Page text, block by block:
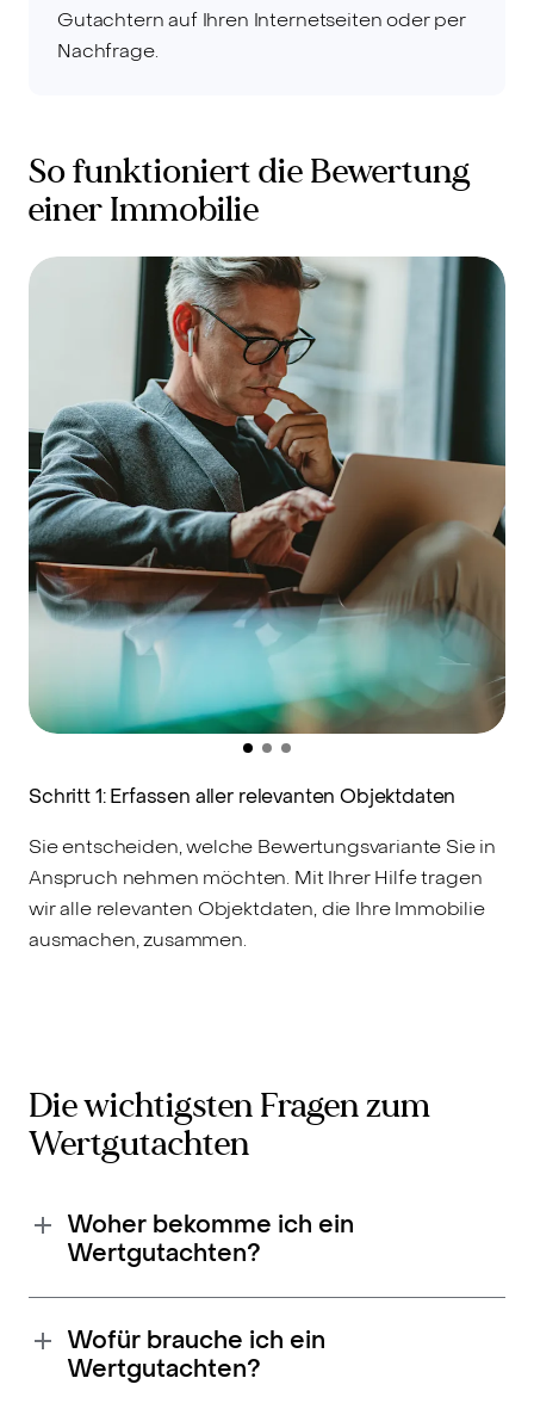
Gutachtern auf Ihren Internetseiten oder per
Nachfrage.
So funktioniert die Bewertung
einer Immobilie
Schritt 1: Erfassen aller relevanten Objektdaten
Sie entscheiden, welche Bewertungsvariante Sie in
Anspruch nehmen möchten. Mit Ihrer Hilfe tragen
wir alle relevanten Objektdaten, die Ihre Immobilie
ausmachen, zusammen.
Die wichtigsten Fragen zum
Wertgutachten
Woher bekomme ich ein
Wertgutachten?
Wofür brauche ich ein
Wertgutachten?